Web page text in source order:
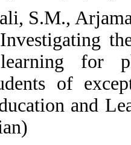
22. Mirkamali,
A. (2013).
electronic
disabled
province.
96. (In Persian)